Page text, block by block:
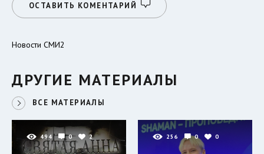
ОСТАВИТЬ КОМЕНТАРИЙ
Новости СМИ2
ДРУГИЕ МАТЕРИАЛЫ
ВСЕ МАТЕРИАЛЫ
494 0 2 256 0 0